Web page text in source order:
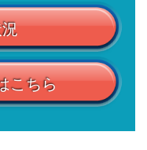
こちら